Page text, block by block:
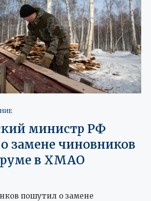
министр РФ
замене чиновников
в ХМАО
пошутил о замене